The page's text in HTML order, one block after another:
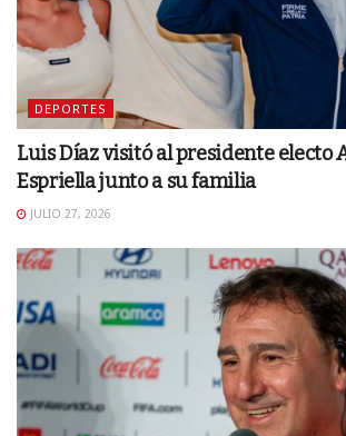
DEPORTES
Luis Díaz visitó al presidente electo
Espriella junto a su familia
JULIO 27, 2026